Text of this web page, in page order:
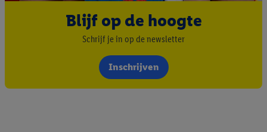
Blijf op de hoogte
Schrijf je in op de newsletter
Inschrijven